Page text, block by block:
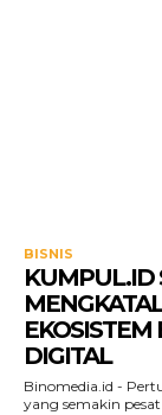
BISNIS
KUMPUL.ID
DIGITAL
Binomedia.id -
yang semakin pesat